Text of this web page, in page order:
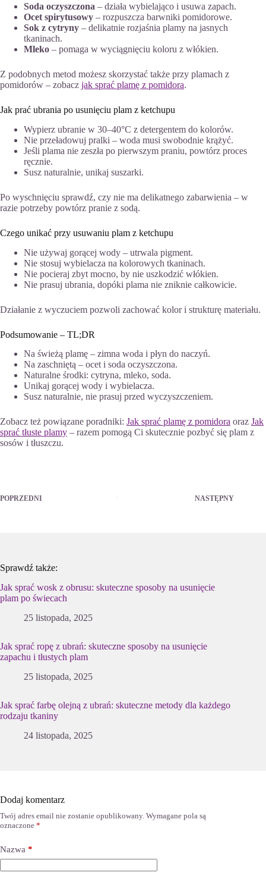
Soda oczyszczona – działa wybielająco i usuwa zapach.
Ocet spirytusowy – rozpuszcza barwniki pomidorowe.
Sok z cytryny – delikatnie rozjaśnia plamy na jasnych
tkaninach.
Mleko – pomaga w wyciągnięciu koloru z włókien.
Z podobnych metod możesz skorzystać także przy plamach z
pomidorów – zobacz jak sprać plamę z pomidora.
Jak prać ubrania po usunięciu plam z ketchupu
Wypierz ubranie w 30–40°C z detergentem do kolorów.
Nie przeładowuj pralki – woda musi swobodnie krążyć.
Jeśli plama nie zeszła po pierwszym praniu, powtórz proces
ręcznie.
Susz naturalnie, unikaj suszarki.
Po wyschnięciu sprawdź, czy nie ma delikatnego zabarwienia – w
razie potrzeby powtórz pranie z sodą.
Czego unikać przy usuwaniu plam z ketchupu
Nie używaj gorącej wody – utrwala pigment.
Nie stosuj wybielacza na kolorowych tkaninach.
Nie pocieraj zbyt mocno, by nie uszkodzić włókien.
Nie prasuj ubrania, dopóki plama nie zniknie całkowicie.
Działanie z wyczuciem pozwoli zachować kolor i strukturę materiału.
Podsumowanie – TL;DR
Na świeżą plamę – zimna woda i płyn do naczyń.
Na zaschniętą – ocet i soda oczyszczona.
Naturalne środki: cytryna, mleko, soda.
Unikaj gorącej wody i wybielacza.
Susz naturalnie, nie prasuj przed wyczyszczeniem.
Zobacz też powiązane poradniki: Jak sprać plamę z pomidora oraz Jak
sprać tłuste plamy – razem pomogą Ci skutecznie pozbyć się plam z
sosów i tłuszczu.
POPRZEDNI NASTĘPNY
Sprawdź także:
Jak sprać wosk z obrusu: skuteczne sposoby na usunięcie
plam po świecach
25 listopada, 2025
Jak sprać ropę z ubrań: skuteczne sposoby na usunięcie
zapachu i tłustych plam
25 listopada, 2025
Jak sprać farbę olejną z ubrań: skuteczne metody dla każdego
rodzaju tkaniny
24 listopada, 2025
Dodaj komentarz
Twój adres email nie zostanie opublikowany. Wymagane pola są
oznaczone *
Nazwa *